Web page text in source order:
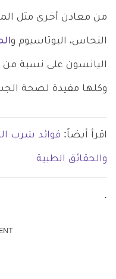
من معادن أخرى مثل
النحاس، البوتاسيوم و
اليانسون على نسبة من
وكلها مفيدة لصحة
اقرأ أيضاً: فوائد شرب
والحقائق الطبية
.